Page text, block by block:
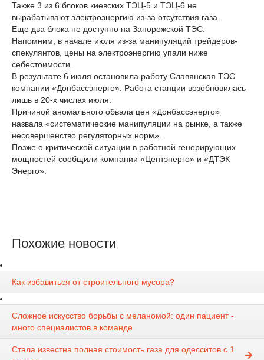
Также 3 из 6 блоков киевских ТЭЦ-5 и ТЭЦ-6 не
вырабатывают электроэнергию из-за отсутствия газа.
Еще два блока не доступно на Запорожской ТЭС.
Напомним, в начале июля из-за манипуляций трейдеров-
спекулянтов, цены на электроэнергию упали ниже
себестоимости.
В результате 6 июля остановила работу Славянская ТЭС
компании «Донбассэнерго». Работа станции возобновилась
лишь в 20-х числах июля.
Причиной аномального обвала цен «Донбассэнерго»
назвала «систематические манипуляции на рынке, а также
несовершенство регуляторных норм».
Позже о критической ситуации в работной генерирующих
мощностей сообщили компании «Центэнерго» и «ДТЭК
Энерго».
Похожие новости
Как избавиться от строительного мусора?
Сложное искусство борьбы с меланомой: один пациент -
много специалистов в команде
Стала известна полная стоимость газа для одесситов с 1